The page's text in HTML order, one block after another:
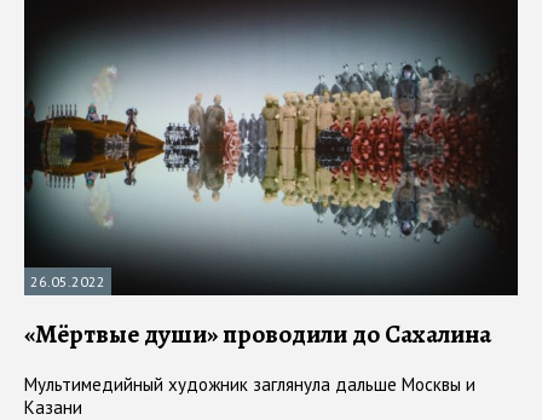
26.05.2022
«Мёртвые души» проводили до Сахалина
Мультимедийный художник заглянула дальше Москвы и
Казани